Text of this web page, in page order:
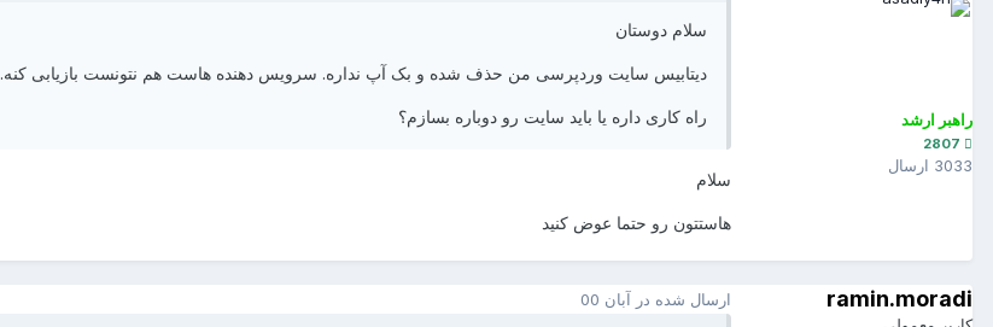
راهبر ارشد
3033 ارسال
سلام دوستان
دیتابیس سایت وردپرسی من حذف شده و بک آپ نداره. سرویس دهنده هاست هم نتونست بازیابی کنه.
راه کاری داره یا باید سایت رو دوباره بسازم؟
سلام
هاستتون رو حتما عوض کنید
ramin.moradi ارسال شده در آبان 00